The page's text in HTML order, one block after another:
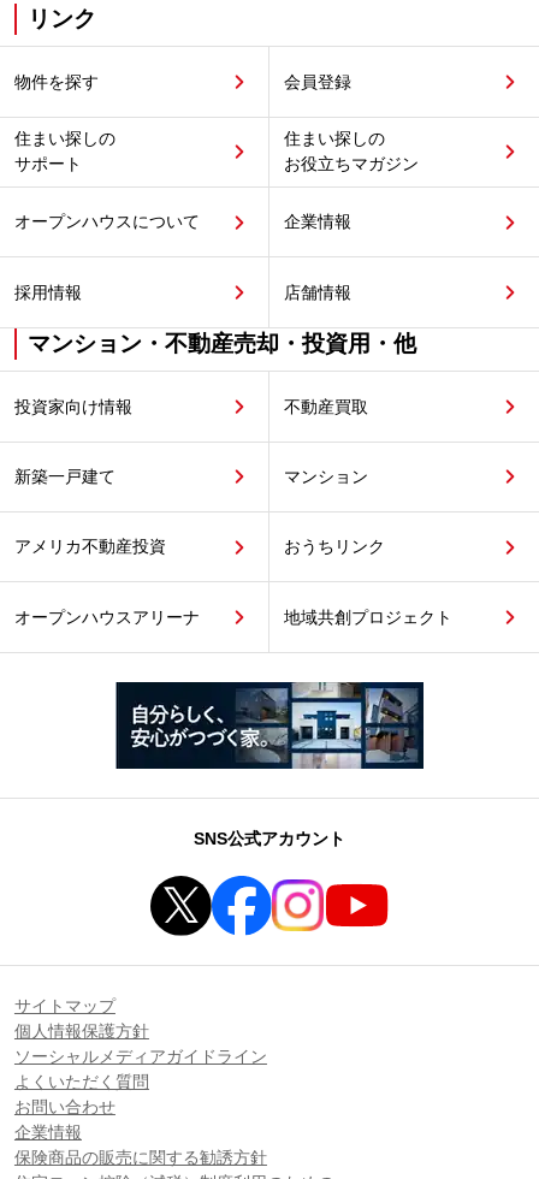
リンク
物件を探す 会員登録
住まい探しの
サポート
住まい探しの
お役立ちマガジン
オープンハウスについて 企業情報
採用情報 店舗情報
マンション・不動産売却・投資用・他
投資家向け情報 不動産買取
新築一戸建て マンション
アメリカ不動産投資 おうちリンク
オープンハウスアリーナ 地域共創プロジェクト
SNS公式アカウント
サイトマップ
個人情報保護方針
ソーシャルメディアガイドライン
よくいただく質問
お問い合わせ
企業情報
保険商品の販売に関する勧誘方針